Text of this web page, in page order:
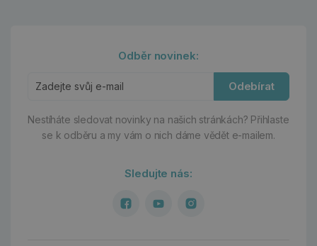
Odběr novinek:
Odebírat
Nestíháte sledovat novinky na našich stránkách? Přihlaste
se k odběru a my vám o nich dáme vědět e-mailem.
Sledujte nás: